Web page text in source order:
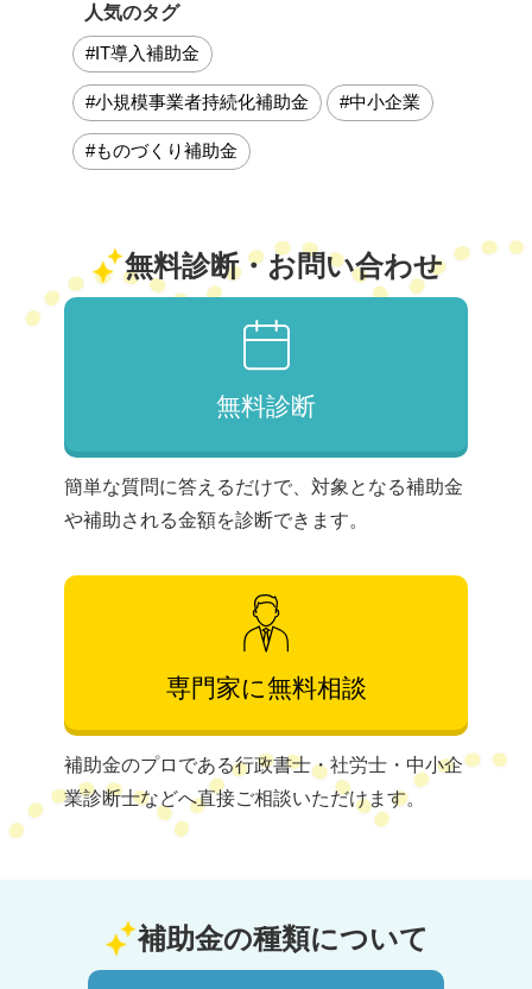
人気のタグ
#IT導入補助金
#小規模事業者持続化補助金 #中小企業
#ものづくり補助金
無料診断・お問い合わせ
無料診断
簡単な質問に答えるだけで、対象となる補助金
や補助される金額を診断できます。
専門家に無料相談
補助金のプロである行政書士・社労士・中小企
業診断士などへ直接ご相談いただけます。
補助金の種類について